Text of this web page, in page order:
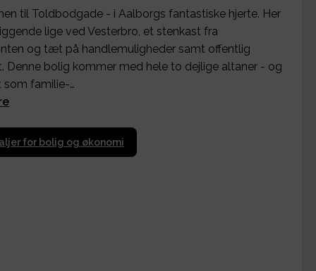
til Toldbodgade - i Aalborgs fantastiske hjerte. Her
lige ved Vesterbro, et stenkast fra
og tæt på handlemuligheder samt offentlig
Denne bolig kommer med hele to dejlige altaner - og
som familie-…
for bolig og økonomi